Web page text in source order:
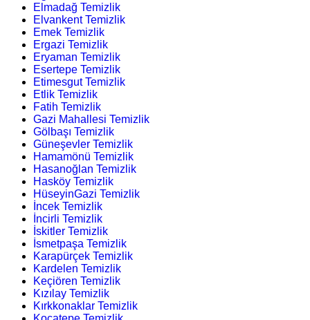
Elmadağ Temizlik
Elvankent Temizlik
Emek Temizlik
Ergazi Temizlik
Eryaman Temizlik
Esertepe Temizlik
Etimesgut Temizlik
Etlik Temizlik
Fatih Temizlik
Gazi Mahallesi Temizlik
Gölbaşı Temizlik
Güneşevler Temizlik
Hamamönü Temizlik
Hasanoğlan Temizlik
Hasköy Temizlik
HüseyinGazi Temizlik
İncek Temizlik
İncirli Temizlik
İskitler Temizlik
İsmetpaşa Temizlik
Karapürçek Temizlik
Kardelen Temizlik
Keçiören Temizlik
Kızılay Temizlik
Kırkkonaklar Temizlik